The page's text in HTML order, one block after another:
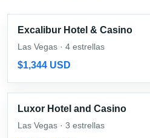
Excalibur Hotel & Casino
Las Vegas · 4 estrellas
$1,344 USD
Luxor Hotel and Casino
Las Vegas · 3 estrellas